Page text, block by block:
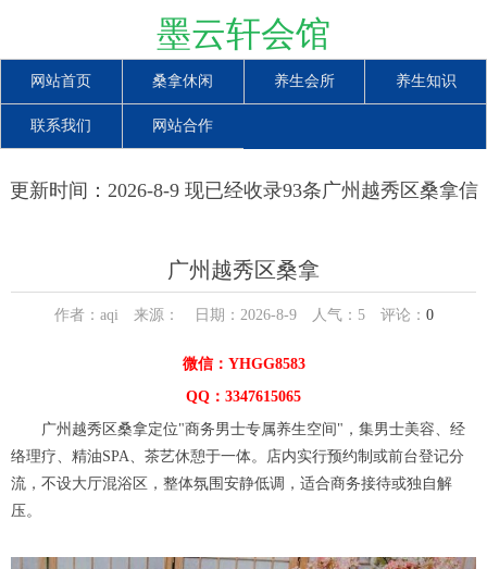
墨云轩会馆
网站首页 桑拿休闲 养生会所 养生知识
联系我们 网站合作
更新时间：2026-8-9 现已经收录93条广州越秀区桑拿信
广州越秀区桑拿
作者：aqi 来源： 日期：2026-8-9 人气： 5评论： 0
微信：YHGG8583
QQ：3347615065
广州越秀区桑拿定位"商务男士专属养生空间"，集男士美容、经
络理疗、精油SPA、茶艺休憩于一体。店内实行预约制或前台登记分
流，不设大厅混浴区，整体氛围安静低调，适合商务接待或独自解
压。